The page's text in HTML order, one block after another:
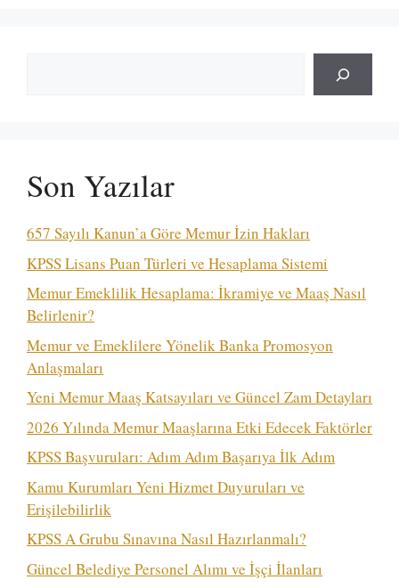
Son Yazılar
657 Sayılı Kanun’a Göre Memur İzin Hakları
KPSS Lisans Puan Türleri ve Hesaplama Sistemi
Memur Emeklilik Hesaplama: İkramiye ve Maaş Nasıl
Belirlenir?
Memur ve Emeklilere Yönelik Banka Promosyon
Anlaşmaları
Yeni Memur Maaş Katsayıları ve Güncel Zam Detayları
2026 Yılında Memur Maaşlarına Etki Edecek Faktörler
KPSS Başvuruları: Adım Adım Başarıya İlk Adım
Kamu Kurumları Yeni Hizmet Duyuruları ve
Erişilebilirlik
KPSS A Grubu Sınavına Nasıl Hazırlanmalı?
Güncel Belediye Personel Alımı ve İşçi İlanları